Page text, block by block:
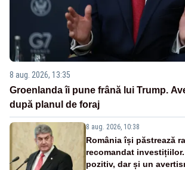
8 aug. 2026, 13:35
Groenlanda îi pune frână lui Trump.
după planul de foraj
8 aug. 2026, 10:38
România își păstrează
recomandat
pozitiv, dar și un